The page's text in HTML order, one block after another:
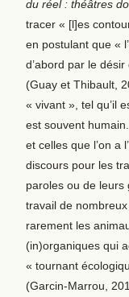
du réel : théâtres
tracer « [l]es
en postulant que «
d’abord par le
(Guay et Thibault,
« vivant », tel qu’il
est souvent
et celles que l’on a
discours pour les
paroles ou de leurs
travail de
rarement les
(in)organiques qui
« tournant
(Garcin-Marrou,